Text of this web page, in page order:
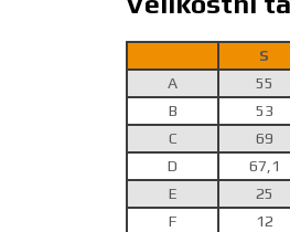
S
A
55
B
53
C
69
D
67,1
E
25
F
12